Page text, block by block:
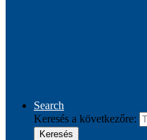
Search
Keresés a következőre:
Keresés